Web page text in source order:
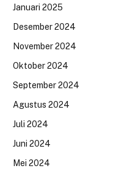
Januari 2025
Desember 2024
November 2024
Oktober 2024
September 2024
Agustus 2024
Juli 2024
Juni 2024
Mei 2024